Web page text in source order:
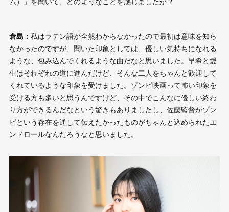
ム）」を聞いて、どのようなことを感じましたか？
倉島： 私はラテン語が全然わからなかったので最初は意味を知ら
なかったのですが、聞いた印象としては、優しい気持ちになれる
ような、包み込んでくれるような曲だなと思いました。早希と愛
生はそれぞれの道に進んだけど、そんな二人をちゃんと歓迎して
くれているような印象を受けました。ゾンビ映画って怖い印象を
受ける方も多いと思うんですけど、その中でこんなに優しい終わ
り方ができるんだなという驚きもありましたし、佐藤監督がゾン
ビという存在を通して伝えたかったものがちゃんと込められたエ
ンドロールなんだろうなと思いました。